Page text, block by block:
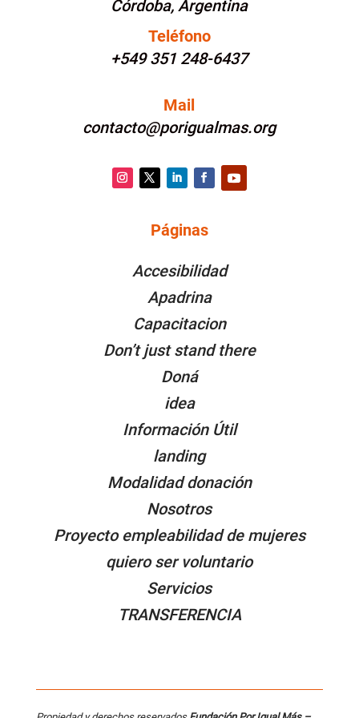
Córdoba, Argentina
Teléfono
+549 351 248-6437
Mail
contacto@porigualmas.org
Facebook
Páginas
Accesibilidad
Apadrina
Capacitacion
Don’t just stand there
Doná
idea
Información Útil
landing
Modalidad donación
Nosotros
Proyecto empleabilidad de mujeres
quiero ser voluntario
Servicios
TRANSFERENCIA